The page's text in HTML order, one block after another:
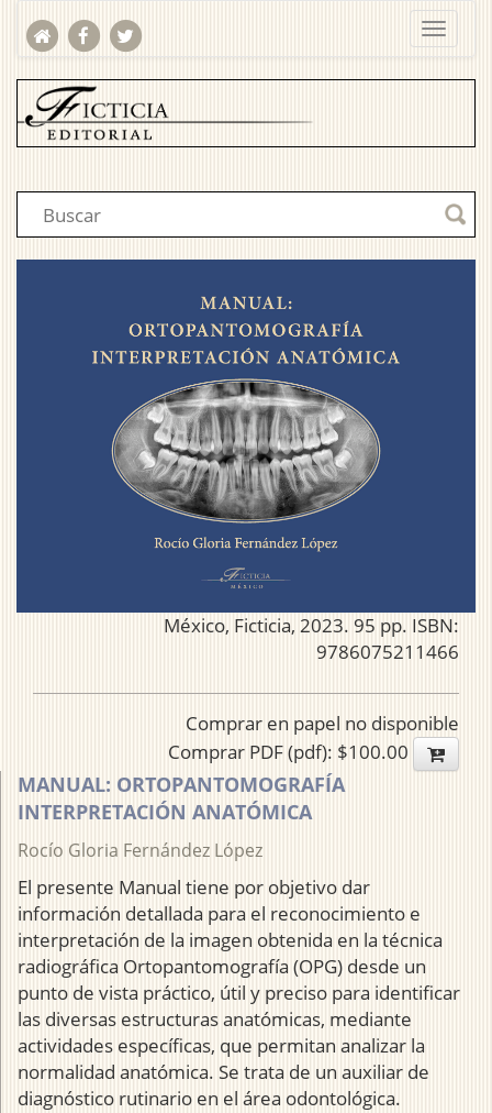
México, Ficticia, 2023. 95 pp. ISBN:
9786075211466
Comprar en papel no disponible
Comprar PDF (pdf): $100.00
MANUAL: ORTOPANTOMOGRAFÍA
INTERPRETACIÓN ANATÓMICA
Rocío Gloria Fernández López
El presente Manual tiene por objetivo dar
información detallada para el reconocimiento e
interpretación de la imagen obtenida en la técnica
radiográfica Ortopantomografía (OPG) desde un
punto de vista práctico, útil y preciso para identificar
las diversas estructuras anatómicas, mediante
actividades específicas, que permitan analizar la
normalidad anatómica. Se trata de un auxiliar de
diagnóstico rutinario en el área odontológica.